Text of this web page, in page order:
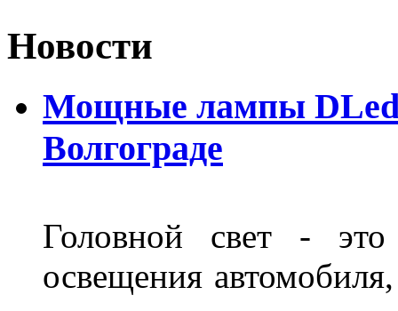
Новости
Мощные лампы DLed
Волгограде
Головной свет -
освещения